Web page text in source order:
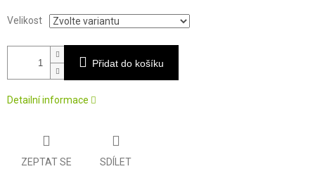
Velikost
Přidat do košíku
Detailní informace
ZEPTAT SE SDÍLET